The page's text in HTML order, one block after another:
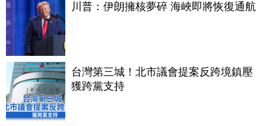
川普：伊朗擁核夢碎 海峽即將恢復通航
台灣第三城！北市議會提案反跨境鎮壓
獲跨黨支持